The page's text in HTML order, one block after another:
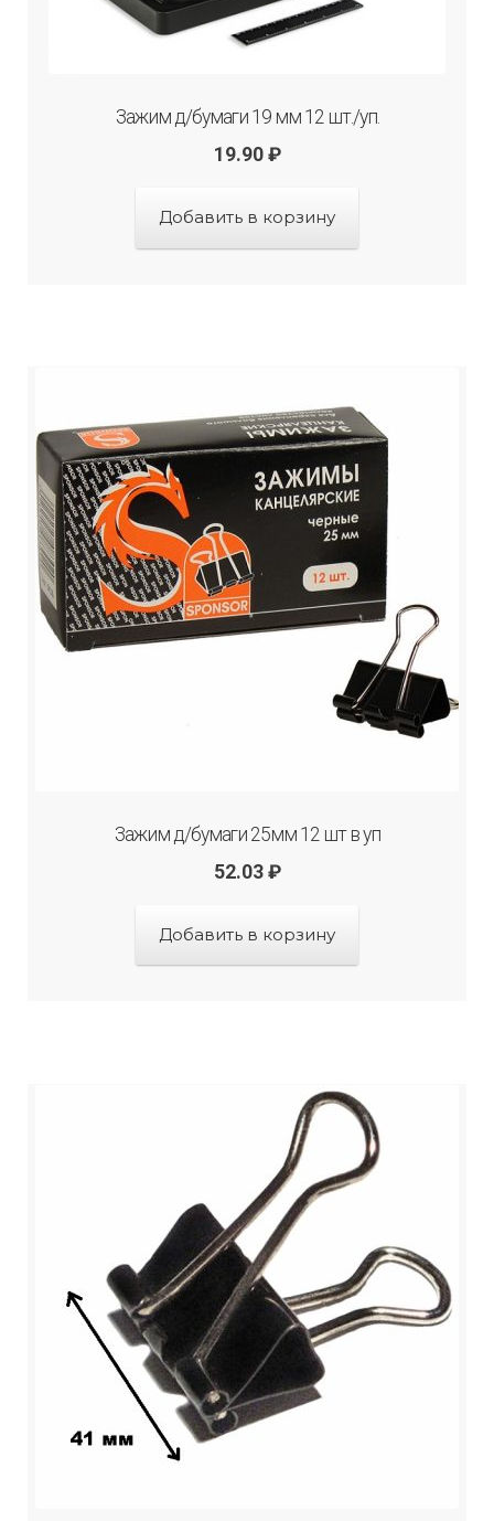
Зажим д/бумаги 19 мм 12 шт./уп.
19.90 ₽
Добавить в корзину
Зажим д/бумаги 25мм 12 шт в уп
52.03 ₽
Добавить в корзину